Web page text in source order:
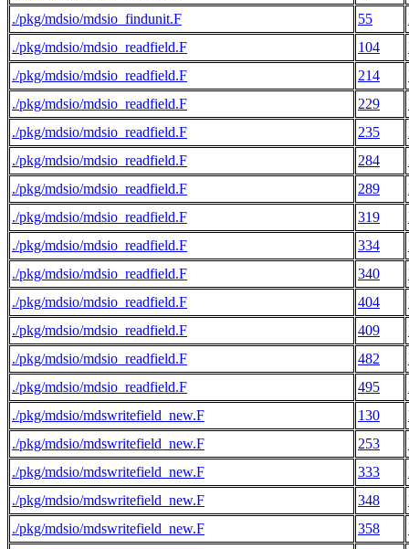
./pkg/mdsio/mdsio_findunit.F
55
./pkg/mdsio/mdsio_readfield.F
104
./pkg/mdsio/mdsio_readfield.F
214
./pkg/mdsio/mdsio_readfield.F
229
./pkg/mdsio/mdsio_readfield.F
235
./pkg/mdsio/mdsio_readfield.F
284
./pkg/mdsio/mdsio_readfield.F
289
./pkg/mdsio/mdsio_readfield.F
319
./pkg/mdsio/mdsio_readfield.F
334
./pkg/mdsio/mdsio_readfield.F
340
./pkg/mdsio/mdsio_readfield.F
404
./pkg/mdsio/mdsio_readfield.F
409
./pkg/mdsio/mdsio_readfield.F
482
./pkg/mdsio/mdsio_readfield.F
495
./pkg/mdsio/mdswritefield_new.F
130
./pkg/mdsio/mdswritefield_new.F
253
./pkg/mdsio/mdswritefield_new.F
333
./pkg/mdsio/mdswritefield_new.F
348
./pkg/mdsio/mdswritefield_new.F
358